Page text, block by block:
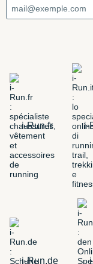
i-Run.fr i-
i-Run.de